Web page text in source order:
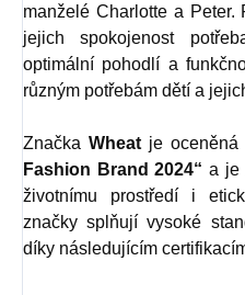
manželé Charlotte a
jejich spokojenost
optimální pohodlí a
různým potřebám dětí a
ZnačkaWheat je oceněná
Fashion Brand 2024“ a je
životnímu prostředí i
značky splňují vysoké
díky následujícím